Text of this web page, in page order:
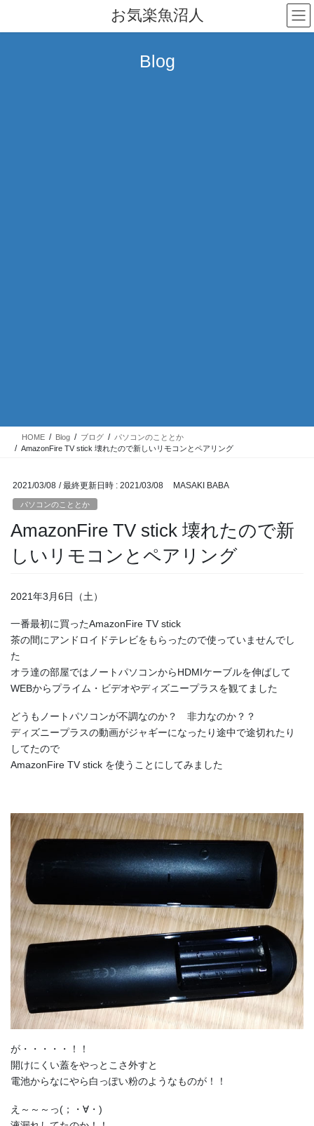
テ
ゲ
お気楽魚沼人
Blog
HOME Blog ブログ
パソコンのこととか
AmazonFire TV stick 壊れたので新しいリモコンとペアリング
2021/03/08 / 最終更新日時 : 2021/03/08 MASAKI BABA
パソコンのこととか
AmazonFire TV stick 壊れたので新
しいリモコンとペアリング
2021年3月6日（土）
一番最初に買ったAmazonFire TV stick
茶の間にアンドロイドテレビをもらったので使っていませんでし
た
オラ達の部屋ではノートパソコンからHDMIケーブルを伸ばして
WEBからプライム・ビデオやディズニープラスを観てました
どうもノートパソコンが不調なのか？ 非力なのか？？
ディズニープラスの動画がジャギーになったり途中で途切れたり
してたので
AmazonFire TV stick を使うことにしてみました
が・・・・・！！
開けにくい蓋をやっとこさ外すと
電池からなにやら白っぽい粉のようなものが！！
え～～～っ(；・∀・)